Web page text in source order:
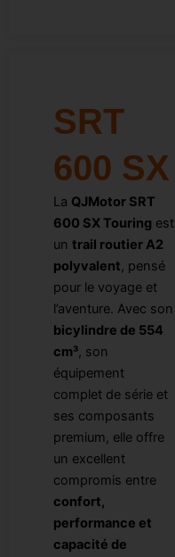
SRT
600 SX
La QJMotor SRT
600 SX Touring est
un trail routier A2
polyvalent, pensé
pour le voyage et
l’aventure. Avec son
bicylindre de 554
cm³, son
équipement
complet de série et
ses composants
premium, elle offre
un excellent
compromis entre
confort,
performance et
capacité de